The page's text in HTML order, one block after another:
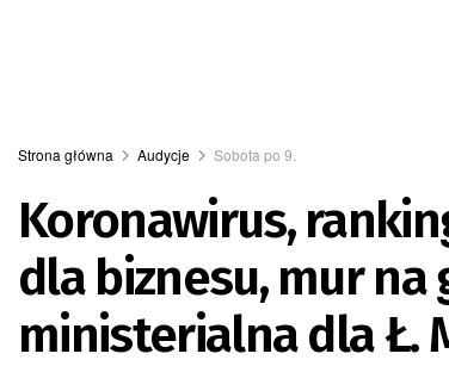
Strona główna Audycje Sobota po 9.
Koronawirus,
dla biznesu, mur na
ministerialna dla Ł.